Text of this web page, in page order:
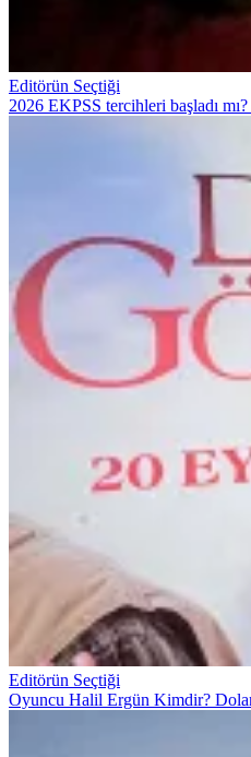
Editörün Seçtiği
2026 EKPSS tercihleri başladı
Editörün Seçtiği
Oyuncu Halil Ergün Kimdir?